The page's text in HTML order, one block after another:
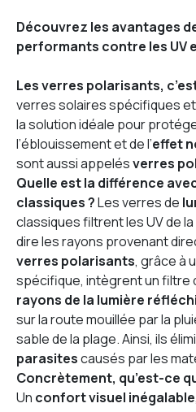
Découvrez les avantages
performants contre les UV
Les verres polarisants,
verres solaires spécifiques
la solution idéale pour
l’éblouissement et de l’effet
sont aussi appelésverres
Quelle est la différence
classiques ?Les verres de
classiques filtrent les UV de
dire les rayons provenant
verres polarisants, grâce à
spécifique, intègrent un filtre
rayons de la lumière
sur la route mouillée par la
sable de la plage. Ainsi, ils
parasitescausés par les
Concrètement, qu’est-ce
Un confort visuel inégalable